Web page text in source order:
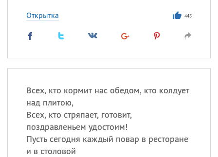
Открытка 445
Всех, кто кормит нас обедом, кто колдует
над плитою,
Всех, кто стряпает, готовит,
поздравленьем удостоим!
Пусть сегодня каждый повар в ресторане
и в столовой